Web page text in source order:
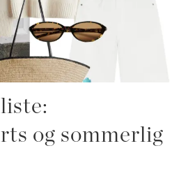
og sommerlig